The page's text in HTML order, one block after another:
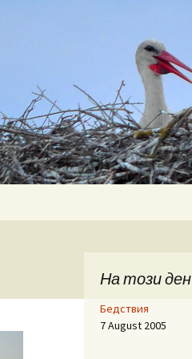
На този ден
Бедствия
7 August 2005